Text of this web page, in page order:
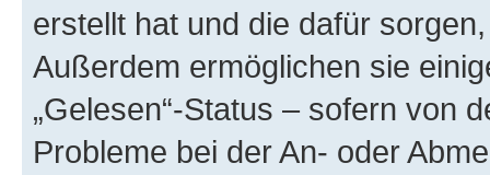
erstellt hat und die dafür
Außerdem ermöglichen sie
„Gelesen“-Status – sofern von
Probleme bei der An- oder